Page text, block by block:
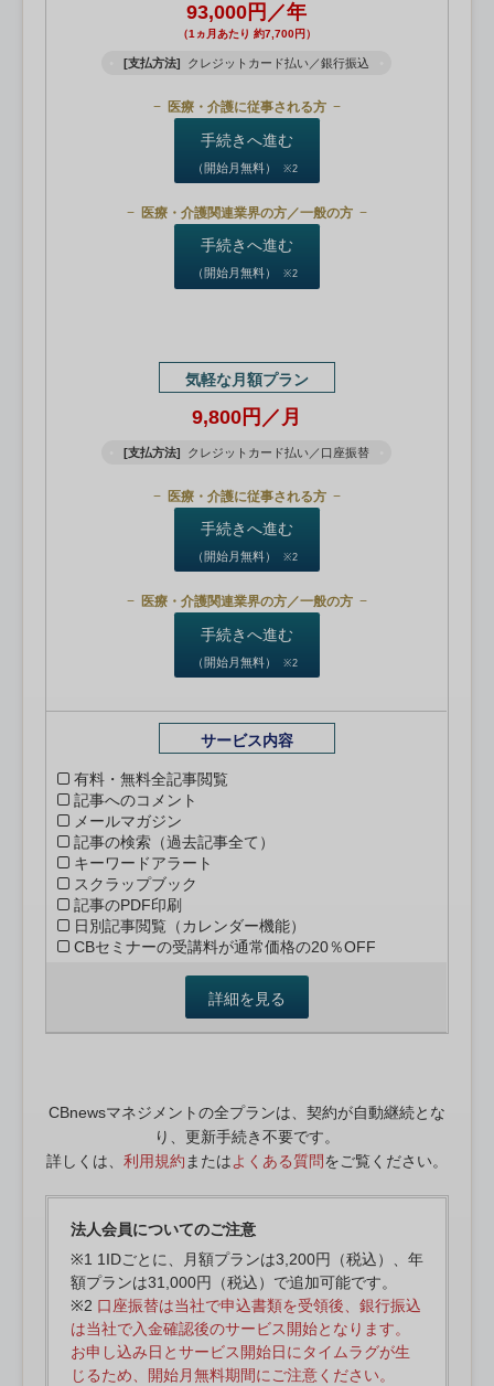
93,000円／年
（1ヵ月あたり 約7,700円）
[支払方法] クレジットカード払い／銀行振込
医療・介護に従事される方
手続きへ進む
（開始月無料） ※2
医療・介護関連業界の方／一般の方
手続きへ進む
（開始月無料） ※2
気軽な月額プラン
9,800円／月
[支払方法] クレジットカード払い／口座振替
医療・介護に従事される方
手続きへ進む
（開始月無料） ※2
医療・介護関連業界の方／一般の方
手続きへ進む
（開始月無料） ※2
サービス内容
有料・無料全記事閲覧
記事へのコメント
メールマガジン
記事の検索（過去記事全て）
キーワードアラート
スクラップブック
記事のPDF印刷
日別記事閲覧（カレンダー機能）
CBセミナーの受講料が通常価格の20％OFF
詳細を見る
CBnewsマネジメントの全プランは、契約が自動継続とな
り、更新手続き不要です。
詳しくは、 利用規約 またはよくある質問をご覧ください。
法人会員についてのご注意
※1 1IDごとに、月額プランは3,200円（税込）、年
額プランは31,000円（税込）で追加可能です。
※2 口座振替は当社で申込書類を受領後、銀行振込
は当社で入金確認後のサービス開始となります。
お申し込み日とサービス開始日にタイムラグが生
じるため、開始月無料期間にご注意ください。